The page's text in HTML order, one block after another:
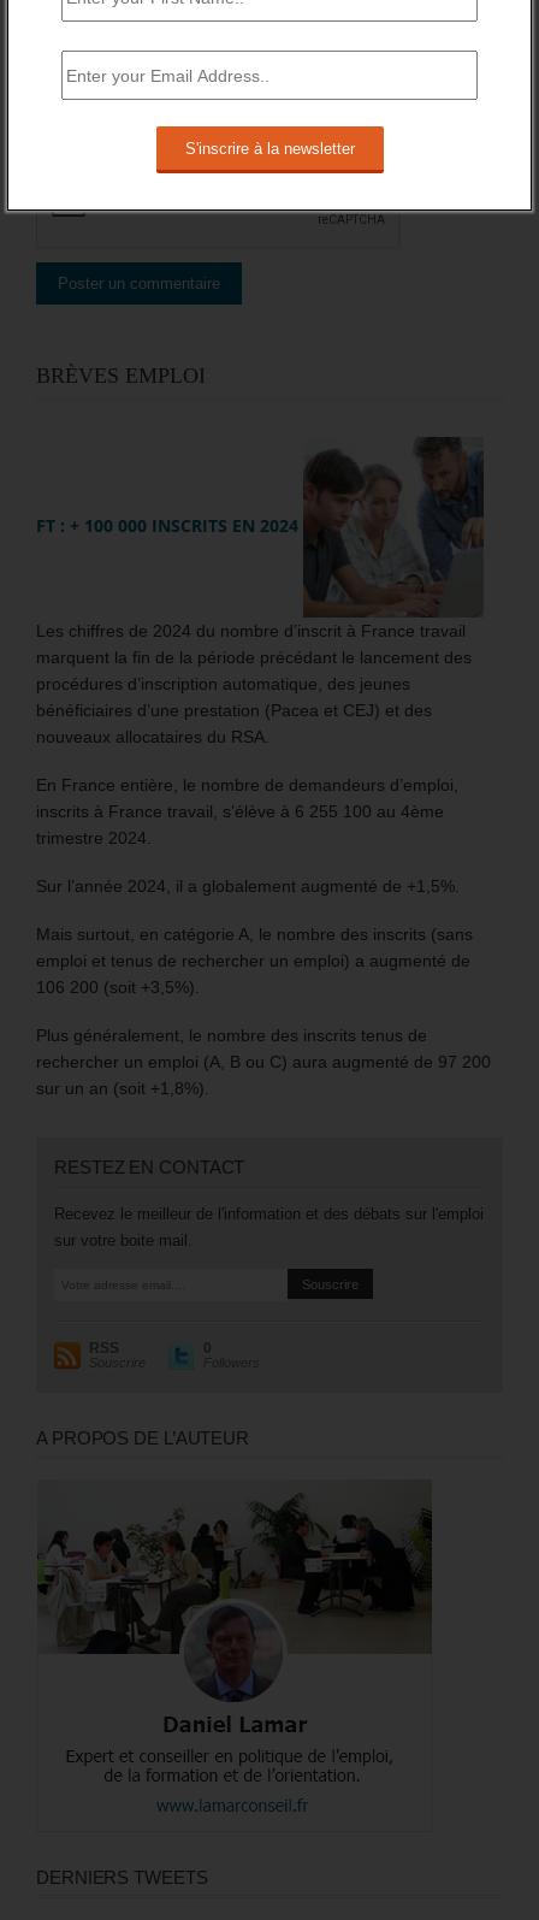
Site web
BRÈVES EMPLOI
FT : + 100 000 INSCRITS EN 2024
Les chiffres de 2024 du nombre d’inscrit à France travail
marquent la fin de la période précédant le lancement des
procédures d’inscription automatique, des jeunes
bénéficiaires d’une prestation (Pacea et CEJ) et des
nouveaux allocataires du RSA.
En France entière, le nombre de demandeurs d’emploi,
inscrits à France travail, s’élève à 6 255 100 au 4ème
trimestre 2024.
Sur l’année 2024, il a globalement augmenté de +1,5%.
Mais surtout, en catégorie A, le nombre des inscrits (sans
emploi et tenus de rechercher un emploi) a augmenté de
106 200 (soit +3,5%).
Plus généralement, le nombre des inscrits tenus de
rechercher un emploi (A, B ou C) aura augmenté de 97 200
sur un an (soit +1,8%).
RESTEZ EN CONTACT
Recevez le meilleur de l'information et des débats sur l'emploi
sur votre boite mail.
RSS
Souscrire
0
Followers
A PROPOS DE L’AUTEUR
DERNIERS TWEETS